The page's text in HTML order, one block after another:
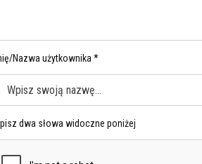
Nazwa użytkownika *
dwa słowa widoczne poniżej